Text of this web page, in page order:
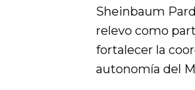
Sheinbaum
relevo como
fortalecer la
autonomía del